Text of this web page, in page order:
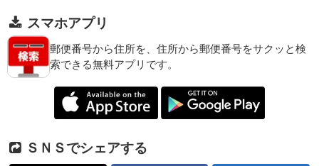
スマホアプリ
郵便番号から住所を、住所から郵便番号をサクッと検
索できる無料アプリです。
ＳＮＳでシェアする